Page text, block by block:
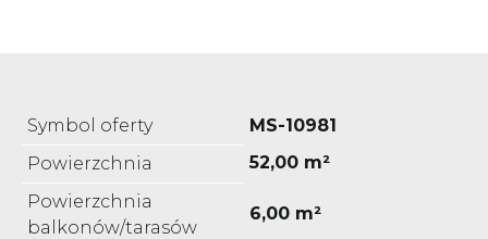
Symbol oferty
MS-10981
Powierzchnia
52,00 m²
Powierzchnia
balkonów/tarasów
6,00 m²